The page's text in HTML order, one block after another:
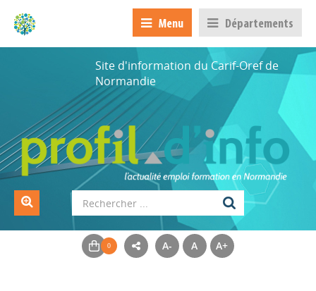
Menu Départements
Site d'information du Carif-Oref de
Normandie
A- A A+